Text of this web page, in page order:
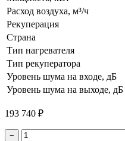
Расход воздуха, м³/ч
Рекуперация
Страна
Тип нагревателя
Тип рекуператора
Уровень шума на входе, дБ
Уровень шума на выходе, дБ
193 740 ₽
−